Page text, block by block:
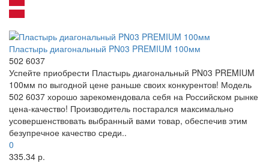
Пластырь диагональный PN03 PREMIUM 100мм
502 6037
Успейте приобрести Пластырь диагональный PN03 PREMIUM
100мм по выгодной цене раньше своих конкурентов! Модель
502 6037 хорошо зарекомендовала себя на Российском рынке
цена-качество! Производитель постарался максимально
усовершенствовать выбранный вами товар, обеспечив этим
безупречное качество среди..
0
335.34 р.